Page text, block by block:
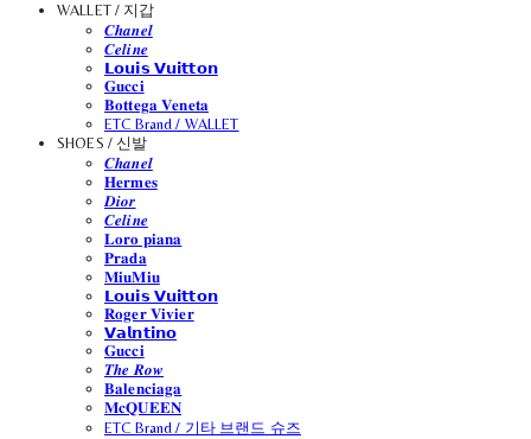
WALLET / 지갑
𝑪𝒉𝒂𝒏𝒆𝒍
𝑪𝒆𝒍𝒊𝒏𝒆
𝗟𝗼𝘂𝗶𝘀 𝗩𝘂𝗶𝘁𝘁𝗼𝗻
𝐆𝐮𝐜𝐜𝐢
𝐁𝐨𝐭𝐭𝐞𝐠𝐚 𝐕𝐞𝐧𝐞𝐭𝐚
ETC Brand / WALLET
SHOES / 신발
𝑪𝒉𝒂𝒏𝒆𝒍
𝐇𝐞𝐫𝐦𝐞𝐬
𝑫𝒊𝒐𝒓
𝑪𝒆𝒍𝒊𝒏𝒆
𝐋𝐨𝐫𝐨 𝐩𝐢𝐚𝐧𝐚
𝐏𝐫𝐚𝐝𝐚
𝐌𝐢𝐮𝐌𝐢𝐮
𝗟𝗼𝘂𝗶𝘀 𝗩𝘂𝗶𝘁𝘁𝗼𝗻
𝐑𝐨𝐠𝐞𝐫 𝐕𝐢𝐯𝐢𝐞𝐫
𝗩𝗮𝗹𝗻𝘁𝗶𝗻𝗼
𝐆𝐮𝐜𝐜𝐢
𝑻𝒉𝒆 𝑹𝒐𝒘
𝐁𝐚𝐥𝐞𝐧𝐜𝐢𝐚𝐠𝐚
𝐌𝐜𝐐𝐔𝐄𝐄𝐍
ETC Brand / 기타 브랜드 슈즈